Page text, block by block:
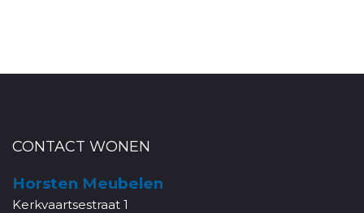
CONTACT WONEN
Horsten Meubelen
Kerkvaartsestraat 1